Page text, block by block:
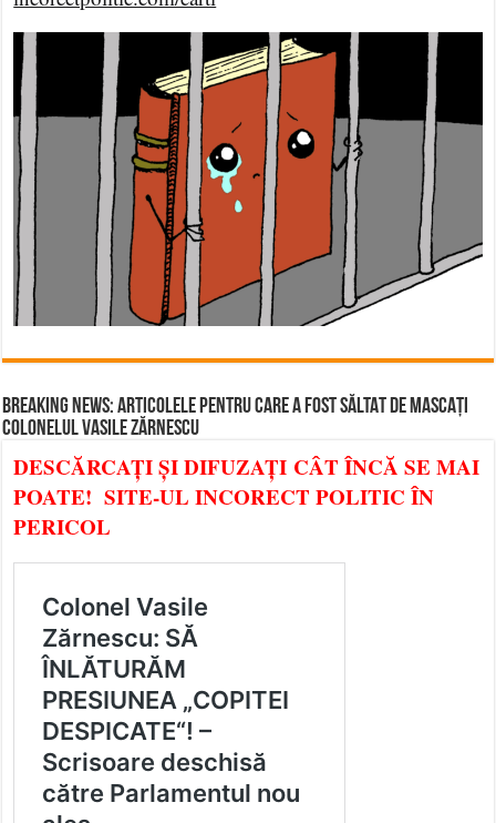
BREAKING NEWS: ARTICOLELE PENTRU CARE A FOST SĂLTAT DE MASCAȚI
COLONELUL VASILE ZĂRNESCU
DESCĂRCAȚI ȘI DIFUZAȚI CÂT ÎNCĂ SE MAI
POATE! SITE-UL INCORECT POLITIC ÎN
PERICOL